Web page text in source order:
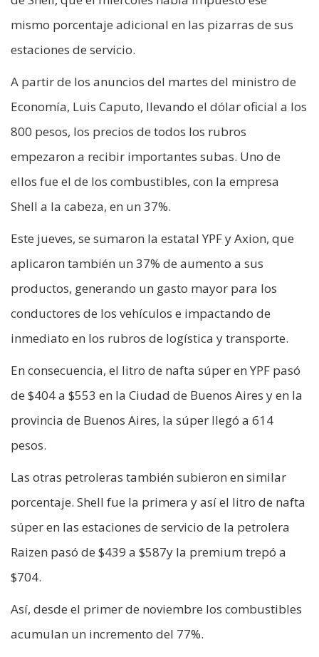
mismo porcentaje adicional en las pizarras de sus
estaciones de servicio.
A partir de los anuncios del martes del ministro de
Economía, Luis Caputo, llevando el dólar oficial a los
800 pesos, los precios de todos los rubros
empezaron a recibir importantes subas. Uno de
ellos fue el de los combustibles, con la empresa
Shell a la cabeza, en un 37%.
Este jueves, se sumaron la estatal YPF y Axion, que
aplicaron también un 37% de aumento a sus
productos, generando un gasto mayor para los
conductores de los vehículos e impactando de
inmediato en los rubros de logística y transporte.
En consecuencia, el litro de nafta súper en YPF pasó
de $404 a $553 en la Ciudad de Buenos Aires y en la
provincia de Buenos Aires, la súper llegó a 614
pesos.
Las otras petroleras también subieron en similar
porcentaje. Shell fue la primera y así el litro de nafta
súper en las estaciones de servicio de la petrolera
Raizen pasó de $439 a $587y la premium trepó a
$704.
Así, desde el primer de noviembre los combustibles
acumulan un incremento del 77%.